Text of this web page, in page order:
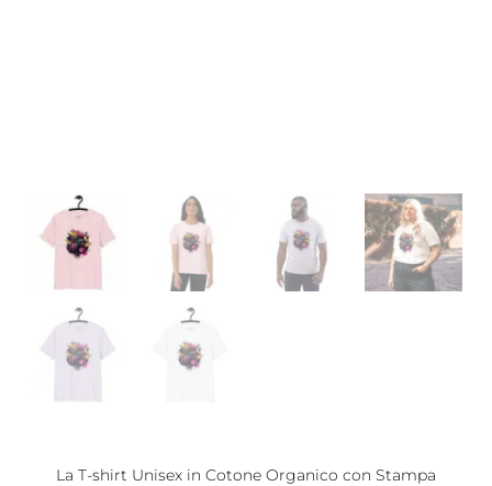
La T-shirt Unisex in Cotone Organico con Stampa